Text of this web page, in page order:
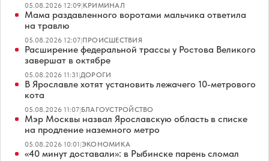
05.08.2026 12:09|КРИМИНАЛ
Мама раздавленного воротами мальчика ответила
на травлю
05.08.2026 12:07|ПРОИСШЕСТВИЯ
Расширение федеральной трассы у Ростова Великого
завершат в октябре
05.08.2026 11:31|ДОРОГИ
В Ярославле хотят установить лежачего 10-метрового
кота
05.08.2026 11:07|БЛАГОУСТРОЙСТВО
Мэр Москвы назвал Ярославскую область в списке
на продление наземного метро
05.08.2026 10:01|ЭКОНОМИКА
«40 минут доставали»: в Рыбинске парень сломал